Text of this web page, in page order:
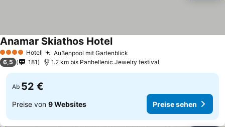
4 Sterne Hotel Außenpool mit Gartenblick
Anamar Skiathos HotelPreise sehen
6,5 181 1.2 km bis Panhellenic Jewelry festival
Ab 52 €
Preise von 9 Websites Preise sehen